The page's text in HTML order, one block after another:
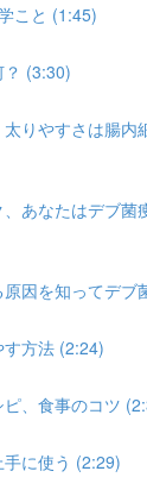
こと (1:45)
？ (3:30)
りやすさは腸内
あなたはデブ菌
因を知ってデブ
方法 (2:24)
、食事のコツ
に使う (2:29)